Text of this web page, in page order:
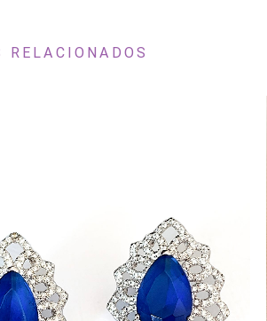
RELACIONADOS